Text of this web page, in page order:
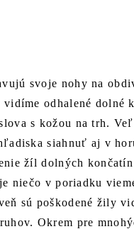
svoje nohy na
odhalené dolné
s kožou na trh.
siahnuť aj v
žíl dolných
niečo v poriadku
sú poškodené žily
Okrem pre